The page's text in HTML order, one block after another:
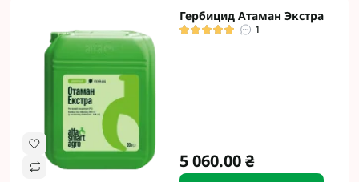
Гербицид Атаман Экстра
1
5 060.00 ₴